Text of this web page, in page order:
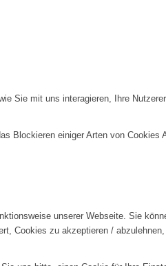
Sie mit uns interagieren, Ihre
Blockieren einiger Arten von Cookies
unserer Webseite. Sie
Cookies zu akzeptieren /